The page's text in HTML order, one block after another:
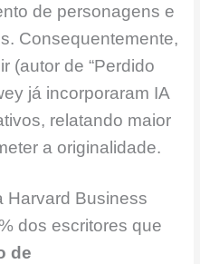
de personagens e
Consequentemente,
(autor de “Perdido
já incorporaram IA
relatando maior
a originalidade.
Harvard Business
dos escritores que
de